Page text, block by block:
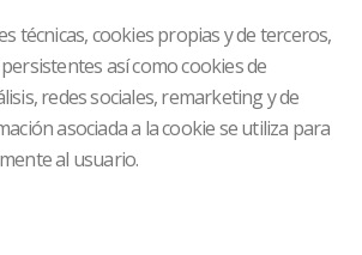
técnicas, cookies propias y de terceros,
así como cookies de
redes sociales, remarketing y de
asociada a la cookie se utiliza para
al usuario.